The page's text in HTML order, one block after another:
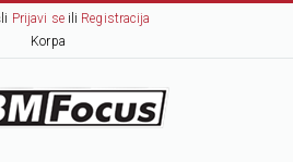
Prijavi seili Registracija
Korpa